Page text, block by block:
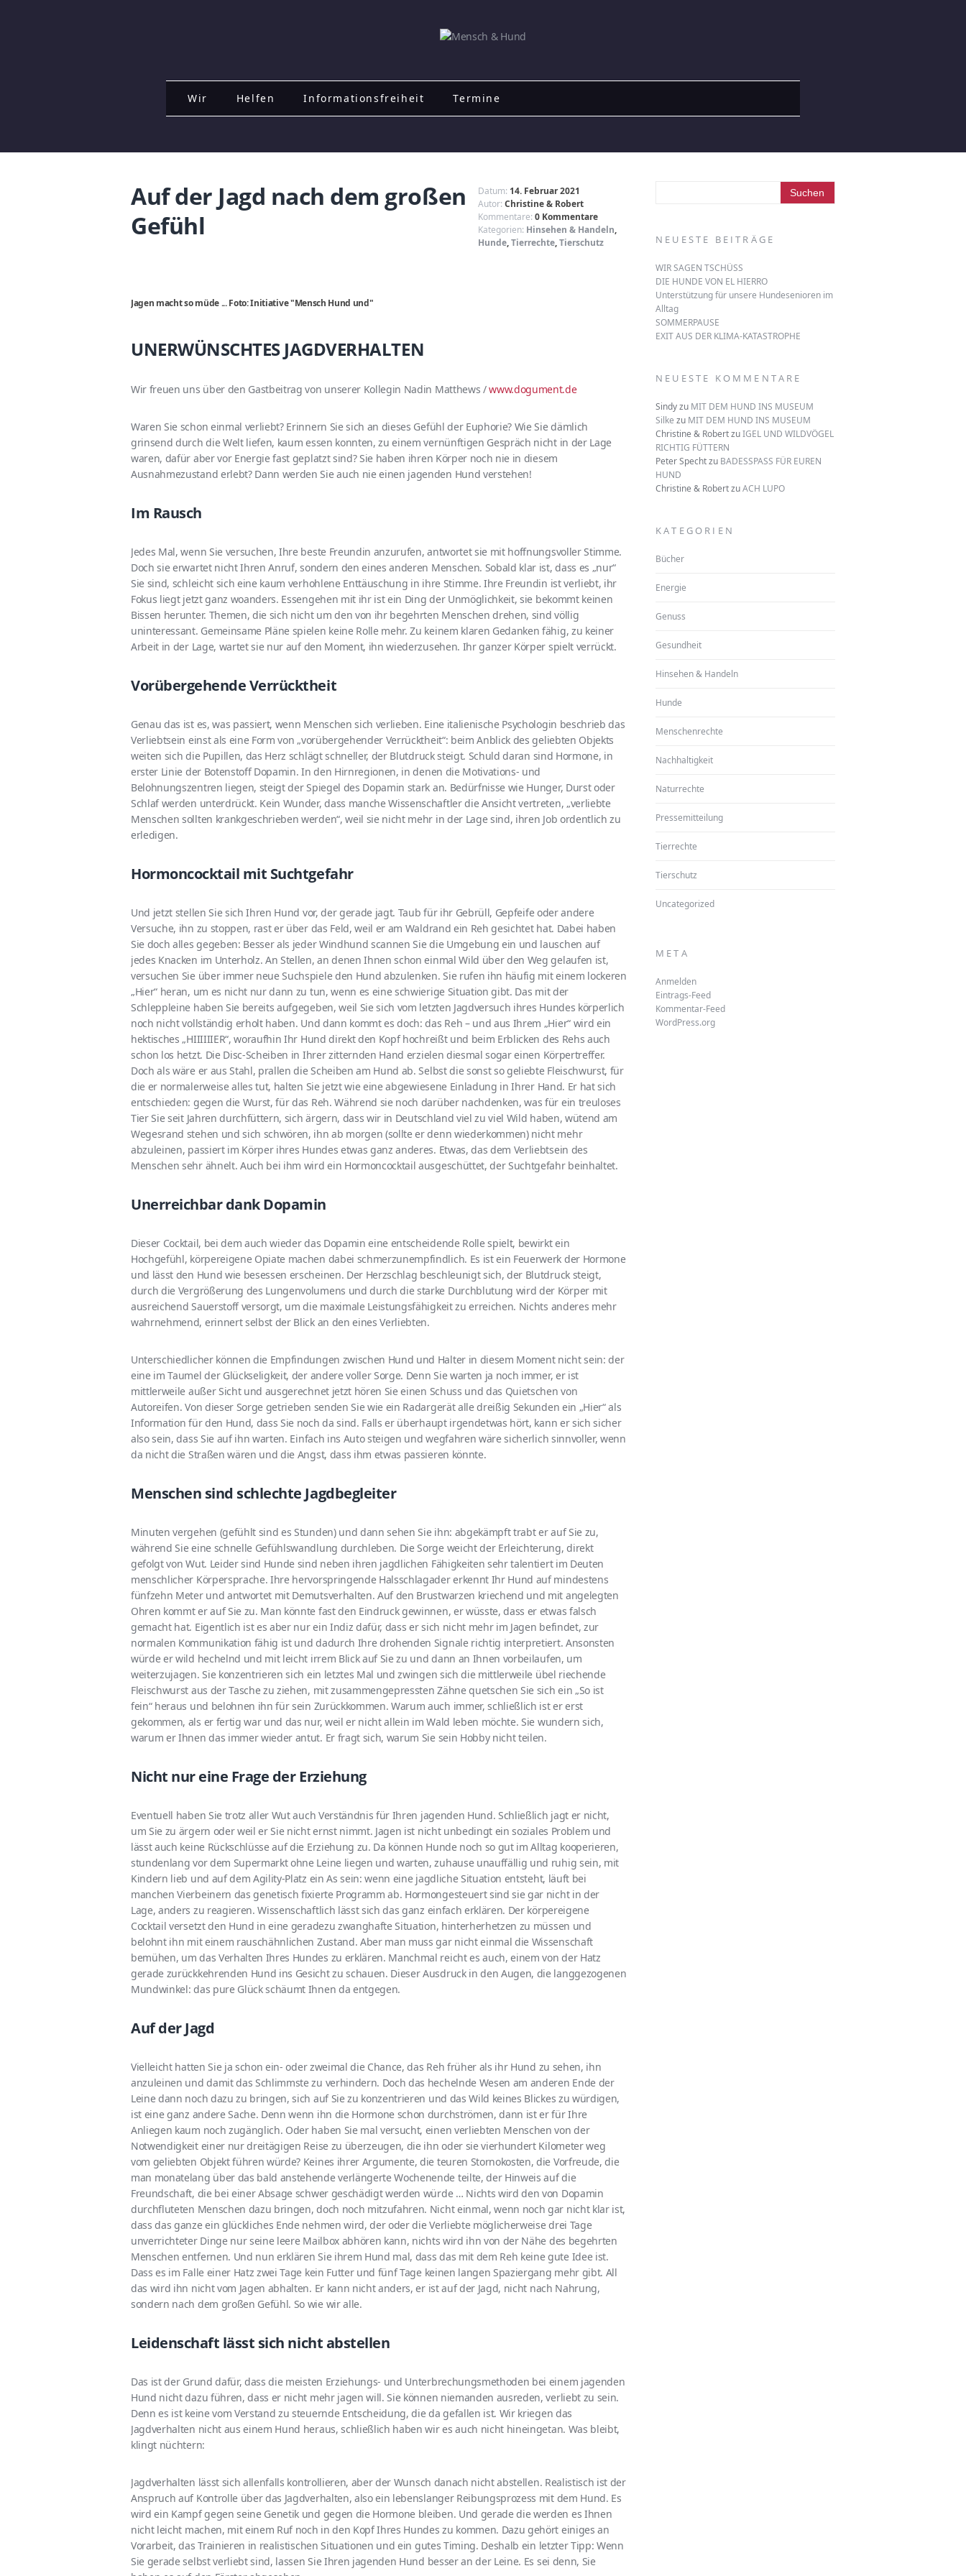
Wir Helfen Informationsfreiheit Termine
Auf der Jagd nach dem großen
Gefühl
Datum: 14. Februar 2021
Autor: Christine & Robert
Kommentare: 0 Kommentare
Kategorien: Hinsehen & Handeln,
Hunde,Tierrechte,Tierschutz
Jagen macht so müde ... Foto: Initiative "Mensch Hund und"
UNERWÜNSCHTES JAGDVERHALTEN
Wir freuen uns über den Gastbeitrag von unserer Kollegin Nadin Matthews /www.dogument.de
Waren Sie schon einmal verliebt? Erinnern Sie sich an dieses Gefühl der Euphorie? Wie Sie dämlich
grinsend durch die Welt liefen, kaum essen konnten, zu einem vernünftigen Gespräch nicht in der Lage
waren, dafür aber vor Energie fast geplatzt sind? Sie haben ihren Körper noch nie in diesem
Ausnahmezustand erlebt? Dann werden Sie auch nie einen jagenden Hund verstehen!
Im Rausch
Jedes Mal, wenn Sie versuchen, Ihre beste Freundin anzurufen, antwortet sie mit hoffnungsvoller Stimme.
Doch sie erwartet nicht Ihren Anruf, sondern den eines anderen Menschen. Sobald klar ist, dass es „nur“
Sie sind, schleicht sich eine kaum verhohlene Enttäuschung in ihre Stimme. Ihre Freundin ist verliebt, ihr
Fokus liegt jetzt ganz woanders. Essengehen mit ihr ist ein Ding der Unmöglichkeit, sie bekommt keinen
Bissen herunter. Themen, die sich nicht um den von ihr begehrten Menschen drehen, sind völlig
uninteressant. Gemeinsame Pläne spielen keine Rolle mehr. Zu keinem klaren Gedanken fähig, zu keiner
Arbeit in der Lage, wartet sie nur auf den Moment, ihn wiederzusehen. Ihr ganzer Körper spielt verrückt.
Vorübergehende Verrücktheit
Genau das ist es, was passiert, wenn Menschen sich verlieben. Eine italienische Psychologin beschrieb das
Verliebtsein einst als eine Form von „vorübergehender Verrücktheit“: beim Anblick des geliebten Objekts
weiten sich die Pupillen, das Herz schlägt schneller, der Blutdruck steigt. Schuld daran sind Hormone, in
erster Linie der Botenstoff Dopamin. In den Hirnregionen, in denen die Motivations- und
Belohnungszentren liegen, steigt der Spiegel des Dopamin stark an. Bedürfnisse wie Hunger, Durst oder
Schlaf werden unterdrückt. Kein Wunder, dass manche Wissenschaftler die Ansicht vertreten, „verliebte
Menschen sollten krankgeschrieben werden“, weil sie nicht mehr in der Lage sind, ihren Job ordentlich zu
erledigen.
Hormoncocktail mit Suchtgefahr
Und jetzt stellen Sie sich Ihren Hund vor, der gerade jagt. Taub für ihr Gebrüll, Gepfeife oder andere
Versuche, ihn zu stoppen, rast er über das Feld, weil er am Waldrand ein Reh gesichtet hat. Dabei haben
Sie doch alles gegeben: Besser als jeder Windhund scannen Sie die Umgebung ein und lauschen auf
jedes Knacken im Unterholz. An Stellen, an denen Ihnen schon einmal Wild über den Weg gelaufen ist,
versuchen Sie über immer neue Suchspiele den Hund abzulenken. Sie rufen ihn häufig mit einem lockeren
„Hier“ heran, um es nicht nur dann zu tun, wenn es eine schwierige Situation gibt. Das mit der
Schleppleine haben Sie bereits aufgegeben, weil Sie sich vom letzten Jagdversuch ihres Hundes körperlich
noch nicht vollständig erholt haben. Und dann kommt es doch: das Reh – und aus Ihrem „Hier“ wird ein
hektisches „HIIIIIIER“, woraufhin Ihr Hund direkt den Kopf hochreißt und beim Erblicken des Rehs auch
schon los hetzt. Die Disc-Scheiben in Ihrer zitternden Hand erzielen diesmal sogar einen Körpertreffer.
Doch als wäre er aus Stahl, prallen die Scheiben am Hund ab. Selbst die sonst so geliebte Fleischwurst, für
die er normalerweise alles tut, halten Sie jetzt wie eine abgewiesene Einladung in Ihrer Hand. Er hat sich
entschieden: gegen die Wurst, für das Reh. Während sie noch darüber nachdenken, was für ein treuloses
Tier Sie seit Jahren durchfüttern, sich ärgern, dass wir in Deutschland viel zu viel Wild haben, wütend am
Wegesrand stehen und sich schwören, ihn ab morgen (sollte er denn wiederkommen) nicht mehr
abzuleinen, passiert im Körper ihres Hundes etwas ganz anderes. Etwas, das dem Verliebtsein des
Menschen sehr ähnelt. Auch bei ihm wird ein Hormoncocktail ausgeschüttet, der Suchtgefahr beinhaltet.
Unerreichbar dank Dopamin
Dieser Cocktail, bei dem auch wieder das Dopamin eine entscheidende Rolle spielt, bewirkt ein
Hochgefühl, körpereigene Opiate machen dabei schmerzunempfindlich. Es ist ein Feuerwerk der Hormone
und lässt den Hund wie besessen erscheinen. Der Herzschlag beschleunigt sich, der Blutdruck steigt,
durch die Vergrößerung des Lungenvolumens und durch die starke Durchblutung wird der Körper mit
ausreichend Sauerstoff versorgt, um die maximale Leistungsfähigkeit zu erreichen. Nichts anderes mehr
wahrnehmend, erinnert selbst der Blick an den eines Verliebten.
Unterschiedlicher können die Empfindungen zwischen Hund und Halter in diesem Moment nicht sein: der
eine im Taumel der Glückseligkeit, der andere voller Sorge. Denn Sie warten ja noch immer, er ist
mittlerweile außer Sicht und ausgerechnet jetzt hören Sie einen Schuss und das Quietschen von
Autoreifen. Von dieser Sorge getrieben senden Sie wie ein Radargerät alle dreißig Sekunden ein „Hier“ als
Information für den Hund, dass Sie noch da sind. Falls er überhaupt irgendetwas hört, kann er sich sicher
also sein, dass Sie auf ihn warten. Einfach ins Auto steigen und wegfahren wäre sicherlich sinnvoller, wenn
da nicht die Straßen wären und die Angst, dass ihm etwas passieren könnte.
Menschen sind schlechte Jagdbegleiter
Minuten vergehen (gefühlt sind es Stunden) und dann sehen Sie ihn: abgekämpft trabt er auf Sie zu,
während Sie eine schnelle Gefühlswandlung durchleben. Die Sorge weicht der Erleichterung, direkt
gefolgt von Wut. Leider sind Hunde sind neben ihren jagdlichen Fähigkeiten sehr talentiert im Deuten
menschlicher Körpersprache. Ihre hervorspringende Halsschlagader erkennt Ihr Hund auf mindestens
fünfzehn Meter und antwortet mit Demutsverhalten. Auf den Brustwarzen kriechend und mit angelegten
Ohren kommt er auf Sie zu. Man könnte fast den Eindruck gewinnen, er wüsste, dass er etwas falsch
gemacht hat. Eigentlich ist es aber nur ein Indiz dafür, dass er sich nicht mehr im Jagen befindet, zur
normalen Kommunikation fähig ist und dadurch Ihre drohenden Signale richtig interpretiert. Ansonsten
würde er wild hechelnd und mit leicht irrem Blick auf Sie zu und dann an Ihnen vorbeilaufen, um
weiterzujagen. Sie konzentrieren sich ein letztes Mal und zwingen sich die mittlerweile übel riechende
Fleischwurst aus der Tasche zu ziehen, mit zusammengepressten Zähne quetschen Sie sich ein „So ist
fein“ heraus und belohnen ihn für sein Zurückkommen. Warum auch immer, schließlich ist er erst
gekommen, als er fertig war und das nur, weil er nicht allein im Wald leben möchte. Sie wundern sich,
warum er Ihnen das immer wieder antut. Er fragt sich, warum Sie sein Hobby nicht teilen.
Nicht nur eine Frage der Erziehung
Eventuell haben Sie trotz aller Wut auch Verständnis für Ihren jagenden Hund. Schließlich jagt er nicht,
um Sie zu ärgern oder weil er Sie nicht ernst nimmt. Jagen ist nicht unbedingt ein soziales Problem und
lässt auch keine Rückschlüsse auf die Erziehung zu. Da können Hunde noch so gut im Alltag kooperieren,
stundenlang vor dem Supermarkt ohne Leine liegen und warten, zuhause unauffällig und ruhig sein, mit
Kindern lieb und auf dem Agility-Platz ein As sein: wenn eine jagdliche Situation entsteht, läuft bei
manchen Vierbeinern das genetisch fixierte Programm ab. Hormongesteuert sind sie gar nicht in der
Lage, anders zu reagieren. Wissenschaftlich lässt sich das ganz einfach erklären. Der körpereigene
Cocktail versetzt den Hund in eine geradezu zwanghafte Situation, hinterherhetzen zu müssen und
belohnt ihn mit einem rauschähnlichen Zustand. Aber man muss gar nicht einmal die Wissenschaft
bemühen, um das Verhalten Ihres Hundes zu erklären. Manchmal reicht es auch, einem von der Hatz
gerade zurückkehrenden Hund ins Gesicht zu schauen. Dieser Ausdruck in den Augen, die langgezogenen
Mundwinkel: das pure Glück schäumt Ihnen da entgegen.
Auf der Jagd
Vielleicht hatten Sie ja schon ein- oder zweimal die Chance, das Reh früher als ihr Hund zu sehen, ihn
anzuleinen und damit das Schlimmste zu verhindern. Doch das hechelnde Wesen am anderen Ende der
Leine dann noch dazu zu bringen, sich auf Sie zu konzentrieren und das Wild keines Blickes zu würdigen,
ist eine ganz andere Sache. Denn wenn ihn die Hormone schon durchströmen, dann ist er für Ihre
Anliegen kaum noch zugänglich. Oder haben Sie mal versucht, einen verliebten Menschen von der
Notwendigkeit einer nur dreitägigen Reise zu überzeugen, die ihn oder sie vierhundert Kilometer weg
vom geliebten Objekt führen würde? Keines ihrer Argumente, die teuren Stornokosten, die Vorfreude, die
man monatelang über das bald anstehende verlängerte Wochenende teilte, der Hinweis auf die
Freundschaft, die bei einer Absage schwer geschädigt werden würde … Nichts wird den von Dopamin
durchfluteten Menschen dazu bringen, doch noch mitzufahren. Nicht einmal, wenn noch gar nicht klar ist,
dass das ganze ein glückliches Ende nehmen wird, der oder die Verliebte möglicherweise drei Tage
unverrichteter Dinge nur seine leere Mailbox abhören kann, nichts wird ihn von der Nähe des begehrten
Menschen entfernen. Und nun erklären Sie ihrem Hund mal, dass das mit dem Reh keine gute Idee ist.
Dass es im Falle einer Hatz zwei Tage kein Futter und fünf Tage keinen langen Spaziergang mehr gibt. All
das wird ihn nicht vom Jagen abhalten. Er kann nicht anders, er ist auf der Jagd, nicht nach Nahrung,
sondern nach dem großen Gefühl. So wie wir alle.
Leidenschaft lässt sich nicht abstellen
Das ist der Grund dafür, dass die meisten Erziehungs- und Unterbrechungsmethoden bei einem jagenden
Hund nicht dazu führen, dass er nicht mehr jagen will. Sie können niemanden ausreden, verliebt zu sein.
Denn es ist keine vom Verstand zu steuernde Entscheidung, die da gefallen ist. Wir kriegen das
Jagdverhalten nicht aus einem Hund heraus, schließlich haben wir es auch nicht hineingetan. Was bleibt,
klingt nüchtern:
Jagdverhalten lässt sich allenfalls kontrollieren, aber der Wunsch danach nicht abstellen. Realistisch ist der
Anspruch auf Kontrolle über das Jagdverhalten, also ein lebenslanger Reibungsprozess mit dem Hund. Es
wird ein Kampf gegen seine Genetik und gegen die Hormone bleiben. Und gerade die werden es Ihnen
nicht leicht machen, mit einem Ruf noch in den Kopf Ihres Hundes zu kommen. Dazu gehört einiges an
Vorarbeit, das Trainieren in realistischen Situationen und ein gutes Timing. Deshalb ein letzter Tipp: Wenn
Sie gerade selbst verliebt sind, lassen Sie Ihren jagenden Hund besser an der Leine. Es sei denn, Sie
NEUESTE BEITRÄGE
WIR SAGEN TSCHÜSS
DIE HUNDE VON EL HIERRO
Unterstützung für unsere Hundesenioren im
Alltag
SOMMERPAUSE
EXIT AUS DER KLIMA-KATASTROPHE
NEUESTE KOMMENTARE
Sindyzu MIT DEM HUND INS MUSEUM
Silke zu MIT DEM HUND INS MUSEUM
Christine & RobertzuIGEL UND WILDVÖGEL
RICHTIG FÜTTERN
Peter Spechtzu BADESSPASS FÜR EUREN
HUND
Christine & RobertzuACH LUPO
KATEGORIEN
Bücher
Energie
Genuss
Gesundheit
Hinsehen & Handeln
Hunde
Menschenrechte
Nachhaltigkeit
Naturrechte
Pressemitteilung
Tierrechte
Tierschutz
Uncategorized
META
Anmelden
Eintrags-Feed
Kommentar-Feed
WordPress.org